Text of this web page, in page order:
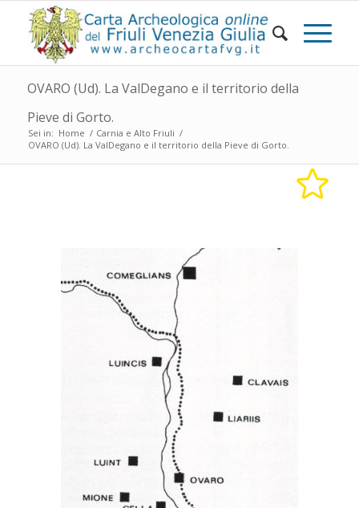
OVARO (Ud). La ValDegano e il territorio della
Pieve di Gorto.
Sei in: Home / Carnia e Alto Friuli /
OVARO (Ud). La ValDegano e il territorio della Pieve di Gorto.